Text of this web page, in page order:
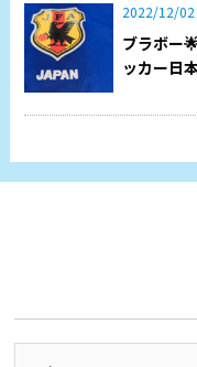
2022/12/02
ブラボー
ッカー日